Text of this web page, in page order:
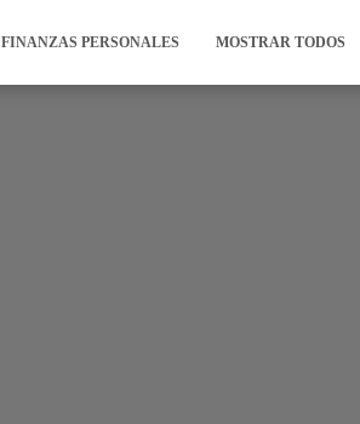
FINANZAS PERSONALES MOSTRAR TODOS